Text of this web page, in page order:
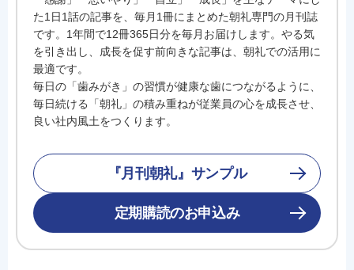
た1日1話の記事を、毎月1冊にまとめた朝礼専門の月刊誌
です。1年間で12冊365日分を毎月お届けします。やる気
を引き出し、成長を促す前向きな記事は、朝礼での活用に
最適です。
毎日の「歯みがき」の習慣が健康な歯につながるように、
毎日続ける「朝礼」の積み重ねが従業員の心を成長させ、
良い社内風土をつくります。
『月刊朝礼』サンプル
定期購読のお申込み